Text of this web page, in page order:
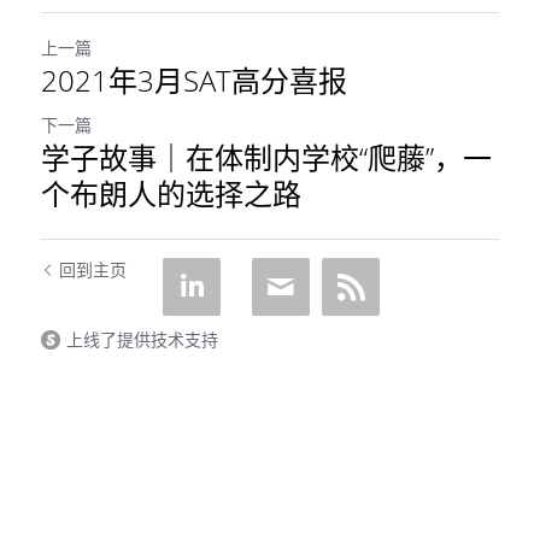
上一篇
2021年3月SAT高分喜报
下一篇
学子故事｜在体制内学校“爬藤”，一
个布朗人的选择之路
回到主页
上线了提供技术支持